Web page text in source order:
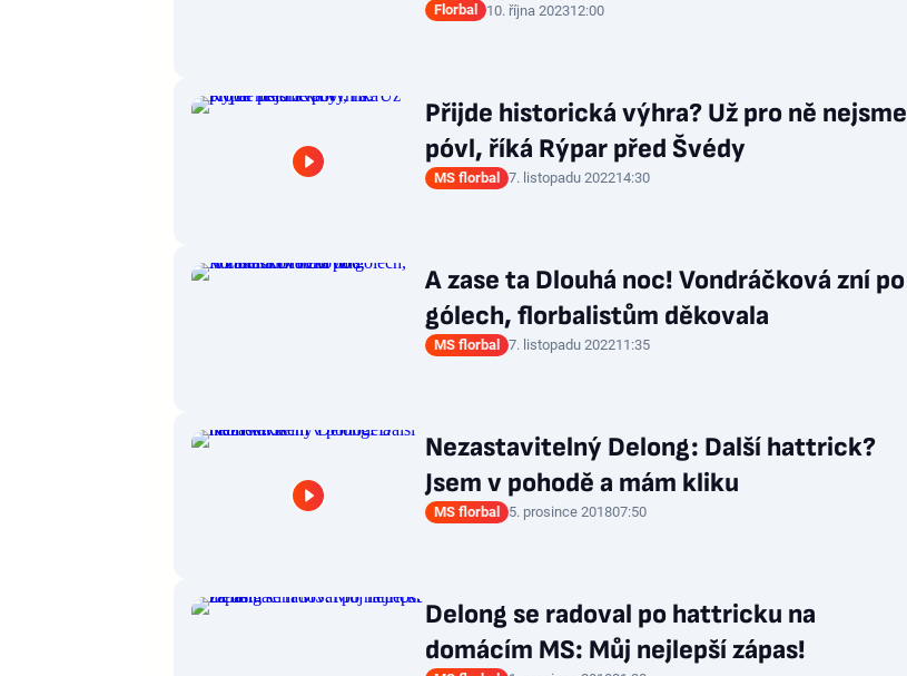
Florbal 10. října 202312:00
Přijde historická výhra? Už pro ně nejsme
póvl, říká Rýpar před Švédy
MS florbal 7. listopadu 202214:30
A zase ta Dlouhá noc! Vondráčková zní po
gólech, florbalistům děkovala
MS florbal 7. listopadu 202211:35
Nezastavitelný Delong: Další hattrick?
Jsem v pohodě a mám kliku
MS florbal 5. prosince 201807:50
Delong se radoval po hattricku na
domácím MS: Můj nejlepší zápas!